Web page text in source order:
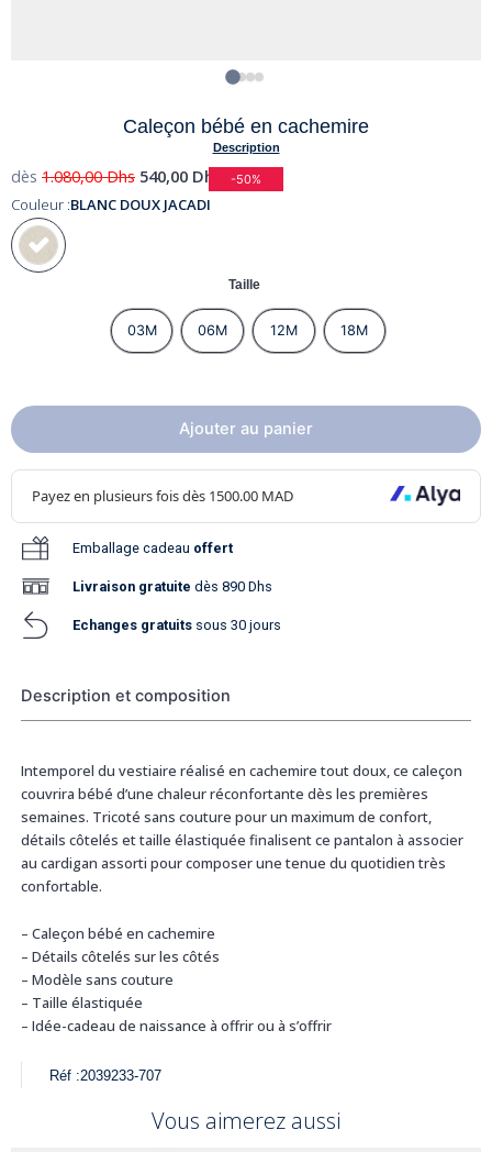
Caleçon bébé en cachemire
Description
dès 1.080,00Dhs 540,00 Dhs -50%
Couleur :BLANC DOUX JACADI
Taille
03M 06M 12M 18M
Ajouter au panier
Emballage cadeau offert
Livraison gratuite dès 890 Dhs
Echanges gratuits sous 30 jours
Description et composition
Intemporel du vestiaire réalisé en cachemire tout doux, ce caleçon
couvrira bébé d’une chaleur réconfortante dès les premières
semaines. Tricoté sans couture pour un maximum de confort,
détails côtelés et taille élastiquée finalisent ce pantalon à associer
au cardigan assorti pour composer une tenue du quotidien très
confortable.
– Caleçon bébé en cachemire
– Détails côtelés sur les côtés
– Modèle sans couture
– Taille élastiquée
– Idée-cadeau de naissance à offrir ou à s’offrir
Réf :2039233-707
Vous aimerez aussi